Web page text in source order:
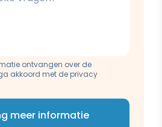
ontvangen over de
akkoord met de privacy
meer informatie